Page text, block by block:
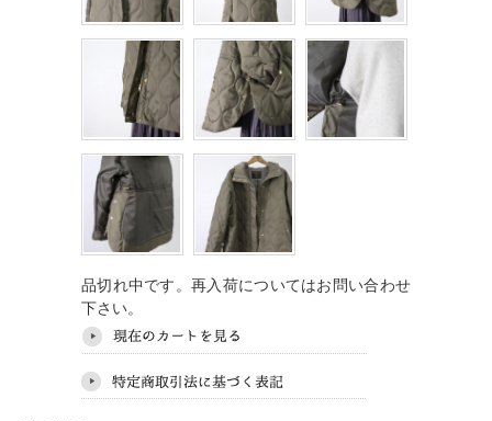
品切れ中です。再入荷についてはお問い合わせ
下さい。